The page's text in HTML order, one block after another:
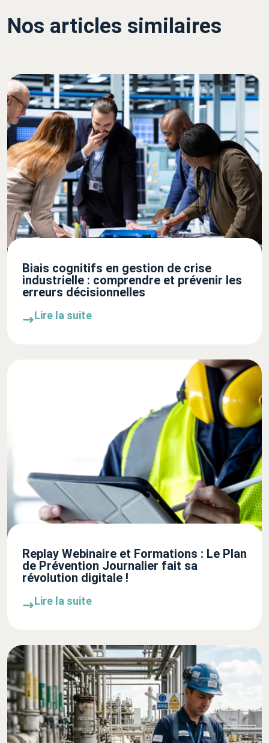
Nos articles similaires
Biais cognitifs en gestion de crise
industrielle : comprendre et prévenir les
erreurs décisionnelles
Lire la suite
Replay Webinaire et Formations : Le Plan
de Prévention Journalier fait sa
révolution digitale !
Lire la suite